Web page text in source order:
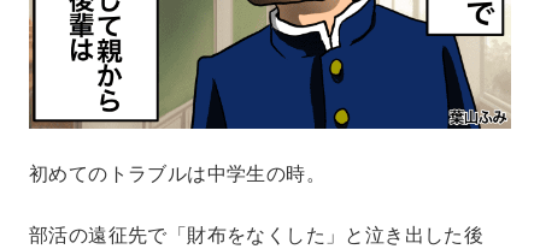
初めてのトラブルは中学生の時。
部活の遠征先で「財布をなくした」と泣き出した後